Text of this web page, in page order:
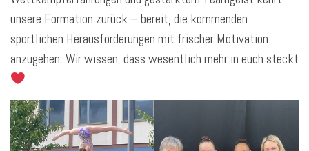
unsere Formation zurück – bereit, die kommenden
sportlichen Herausforderungen mit frischer Motivation
anzugehen. Wir wissen, dass wesentlich mehr in euch steckt